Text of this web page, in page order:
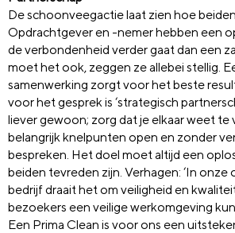
De schoonveegactie laat zien hoe
Opdrachtgever en -nemer hebben een
de verbondenheid verder gaat dan een
moet het ook, zeggen ze allebei stellig.
samenwerking zorgt voor het beste
voor het gesprek is ‘strategisch
liever gewoon; zorg dat je elkaar weet te
belangrijk knelpunten open en zonder
bespreken. Het doel moet altijd een
beiden tevreden zijn. Verhagen: ‘In onze
bedrijf draait het om veiligheid en
bezoekers een veilige werkomgeving
Een Prima Clean is voor ons een